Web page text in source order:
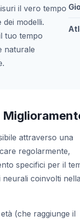
il vero tempo
modelli.
tuo tempo
naturale
attraverso una
regolarmente,
specifici per il
coinvolti nella
(che raggiunge il